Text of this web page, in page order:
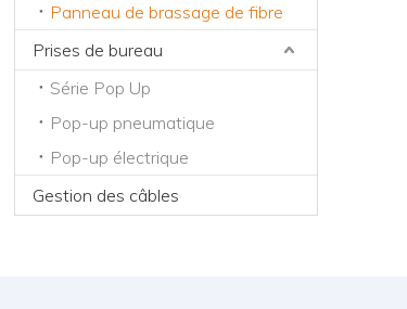
Panneau de brassage de fibre
Prises de bureau
Série Pop Up
Pop-up pneumatique
Pop-up électrique
Gestion des câbles